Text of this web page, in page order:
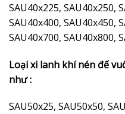
SAU40x225, SAU40x250,
SAU40x400, SAU40x450,
SAU40x700, SAU40x800,
Loại xi lanh khí nén đế
như :
SAU50x25, SAU50x50,